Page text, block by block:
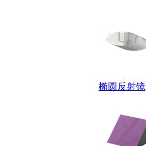
椭圆反射镜